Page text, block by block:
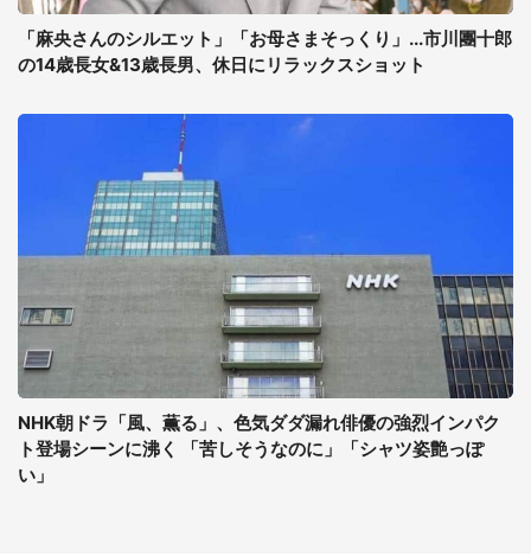
「麻央さんのシルエット」「お母さまそっくり」...市川團十郎
の14歳長女&13歳長男、休日にリラックスショット
NHK朝ドラ「風、薫る」、色気ダダ漏れ俳優の強烈インパク
ト登場シーンに沸く 「苦しそうなのに」「シャツ姿艶っぽ
い」